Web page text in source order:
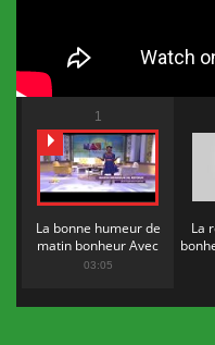
1
La bonne humeur de
matin bonheur Avec
Flopy Mendosa
03:05
La